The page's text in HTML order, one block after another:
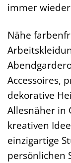
immer
Nähe
Accessoires,
dekorative
Allesnäher in
kreativen
einzigartige
persönlichen